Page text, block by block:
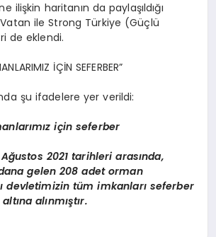
ilişkin haritanın da paylaşıldığı
ile Strong Türkiye (Güçlü
de eklendi.
İÇİN SEFERBER”
şu ifadelere yer verildi:
için seferber
2021 tarihleri arasında,
gelen 208 adet orman
devletimizin tüm imkanları seferber
alınmıştır.